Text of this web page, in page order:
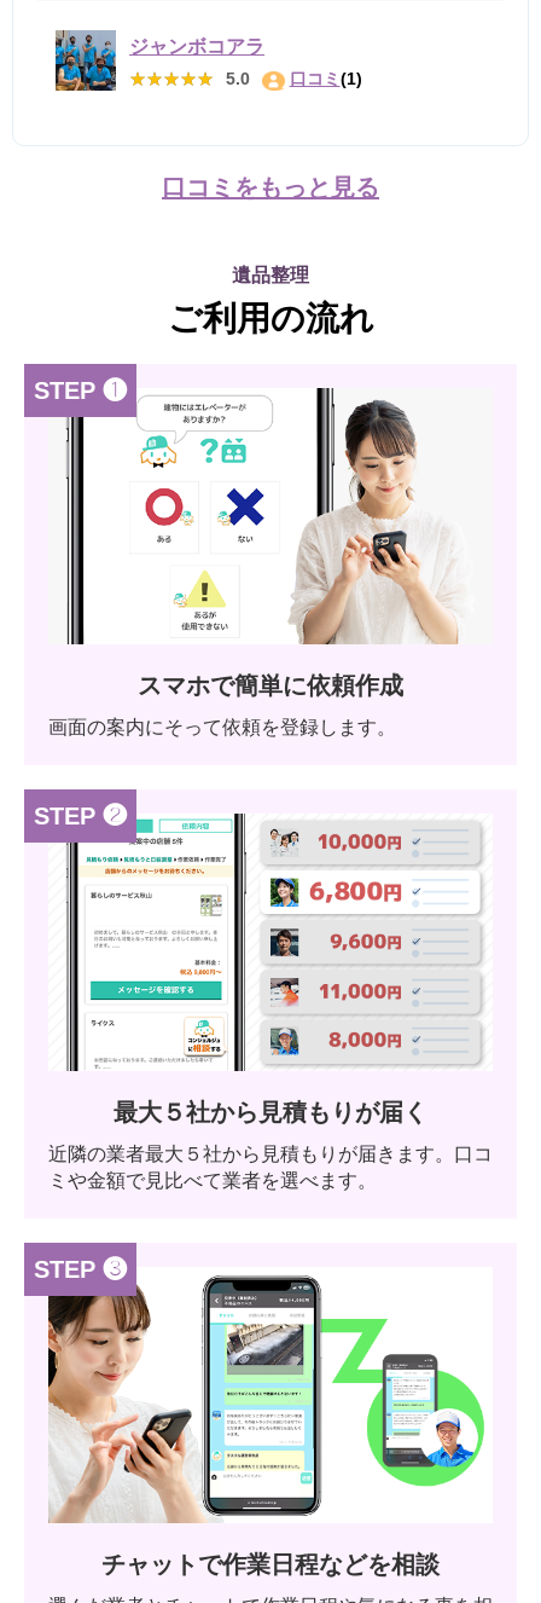
ジャンボコアラ
★★★★★
★★★★★ 5.0 口コミ(1)
口コミをもっと見る
遺品整理
ご利用の流れ
STEP ❶
スマホで簡単に依頼作成
画面の案内にそって依頼を登録します。
STEP ❷
最大５社から見積もりが届く
近隣の業者最大５社から見積もりが届きます。口コ
ミや金額で見比べて業者を選べます。
STEP ❸
チャットで作業日程などを相談